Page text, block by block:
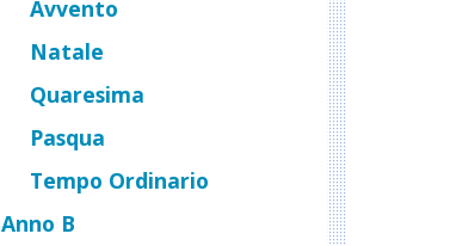
Avvento
Natale
Quaresima
Pasqua
Tempo Ordinario
Anno B